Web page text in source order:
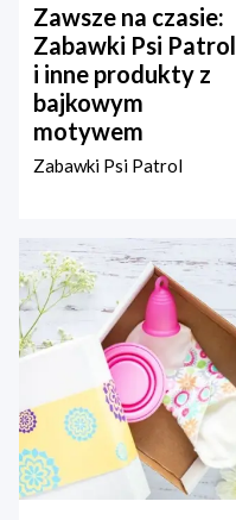
Zawsze na czasie:
Zabawki Psi Patrol
i inne produkty z
bajkowym
motywem
Zabawki Psi Patrol